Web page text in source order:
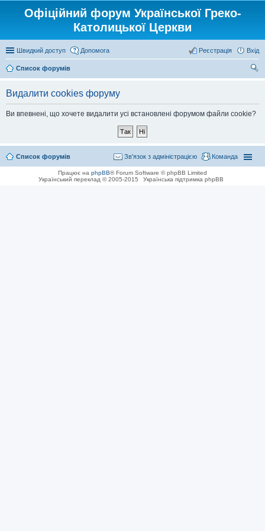
Офіційний форум Української Греко-
Католицької Церкви
Швидкий доступ Допомога Вхід
Реєстрація
Список форумів
Видалити cookies форуму
Ви впевнені, що хочете видалити усі встановлені форумом файли cookie?
Список форумів Команда
Зв'язок з адміністрацією
Працює на phpBB® Forum Software © phpBB Limited
Український переклад © 2005-2015
Українська підтримка phpBB